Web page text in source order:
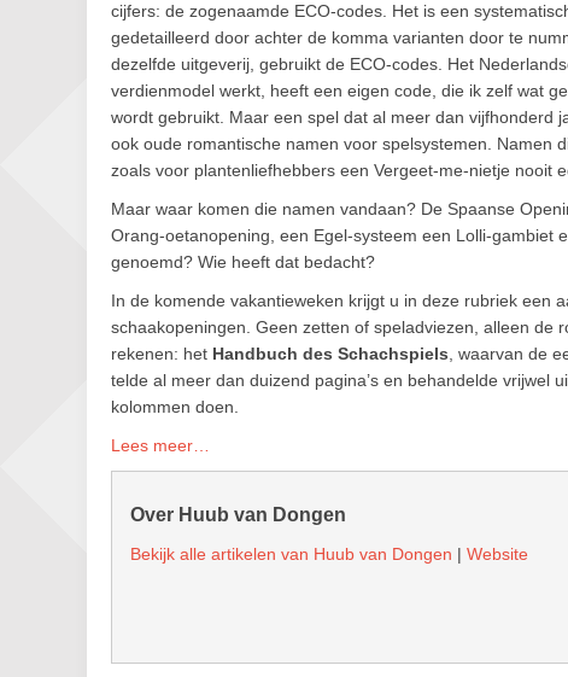
cijfers: de zogenaamde ECO-codes. Het is een
gedetailleerd door achter de komma varianten door te
dezelfde uitgeverij, gebruikt de ECO-codes. Het
verdienmodel werkt, heeft een eigen code, die ik zelf wat
wordt gebruikt. Maar een spel dat al meer dan vijfhonderd
ook oude romantische namen voor spelsystemen. Namen
zoals voor plantenliefhebbers een Vergeet-me-nietje nooit
Maar waar komen die namen vandaan? De Spaanse
Orang-oetanopening, een Egel-systeem een Lolli-gambiet
genoemd? Wie heeft dat bedacht?
In de komende vakantieweken krijgt u in deze rubriek een
schaakopeningen. Geen zetten of speladviezen, alleen de
rekenen: het Handbuch des Schachspiels , waarvan de
telde al meer dan duizend pagina’s en behandelde vrijwel
kolommen doen.
Lees meer…
Over Huub van Dongen
Bekijk alle artikelen van Huub van Dongen | Website